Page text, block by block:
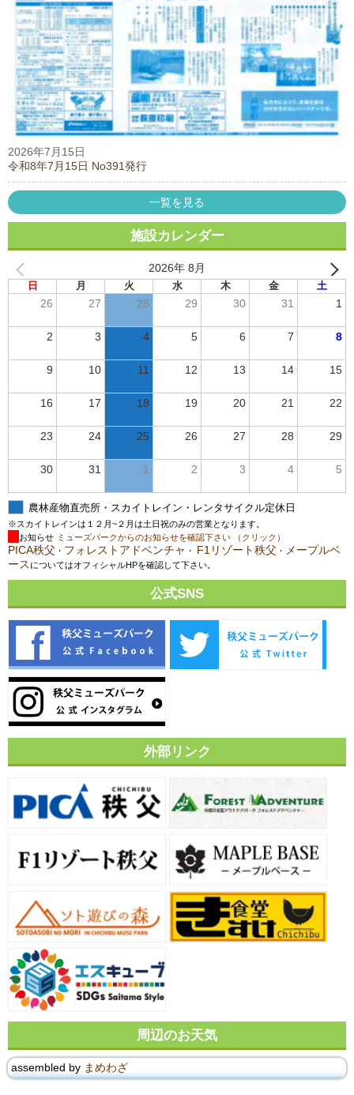
2026年7月15日
令和8年7月15日 No391発行
一覧を見る
施設カレンダー
2026年 8月
日 月 火 水 木 金 土
26 27 28 29 30 31 1
2 3 4 5 6 7 8
9 10 11 12 13 14 15
16 17 18 19 20 21 22
23 24 25 26 27 28 29
30 31 1 2 3 4 5
農林産物直売所・スカイトレイン・レンタサイクル定休日
※スカイトレインは１２月~２月は土日祝のみの営業となります。
お知らせ ミューズパークからのお知らせを確認下さい （クリック）
PICA秩父 ・ フォレストアドベンチャ ・ F1リゾート秩父 ・ メープルベ
ース についてはオフィシャルHPを確認して下さい。
公式SNS
外部リンク
周辺のお天気
assembled by まめわざ